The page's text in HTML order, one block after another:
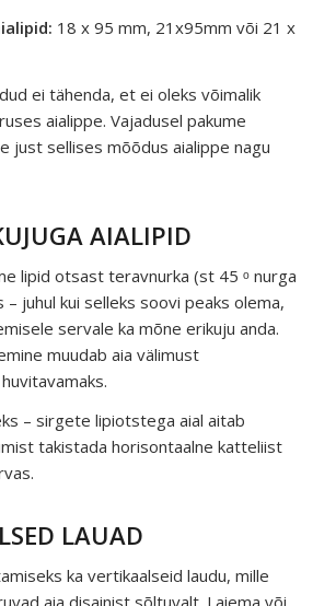
18 x 95 mm, 21x95mm või 21 x
ei tähenda, et ei oleks võimalik
aialippe. Vajadusel pakume
just sellises mõõdus aialippe nagu
AIALIPID
lipid otsast teravnurka (st 45 ᵒ nurga
– juhul kui selleks soovi peaks olema,
servale ka mõne erikuju anda.
muudab aia välimust
– sirgete lipiotstega aial aitab
takistada horisontaalne katteliist
LAUAD
ka vertikaalseid laudu, mille